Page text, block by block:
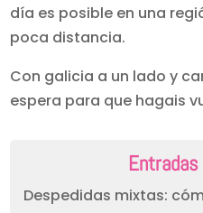
día es posible en una
poca distancia.
Con galicia a un lado y
espera para que hagais
Despedidas mixtas: